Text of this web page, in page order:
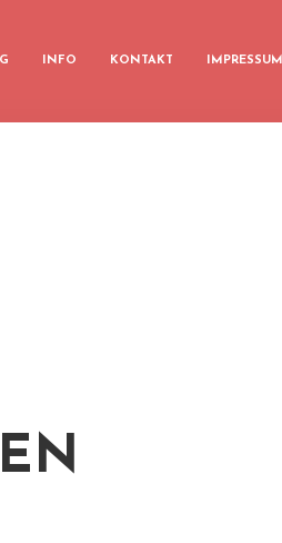
INFO KONTAKT IMPRESSUM